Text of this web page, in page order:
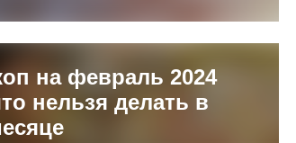
на февраль 2024
нельзя делать в